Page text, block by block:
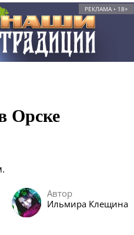
РЕКЛАМА • 18+
Орске
Автор
Ильмира Клещина